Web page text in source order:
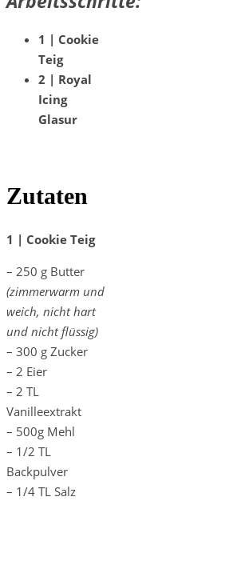
1 | Cookie
Teig
2 | Royal
Icing
Glasur
Zutaten
1 | Cookie Teig
– 250 g Butter
(zimmerwarm und
weich, nicht hart
und nicht flüssig)
– 300 g Zucker
– 2 Eier
– 2 TL
Vanilleextrakt
– 500g Mehl
– 1/2 TL
Backpulver
– 1/4 TL Salz